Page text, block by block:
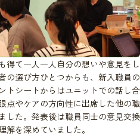
て一人一人自分の想いや意見をし
の選び方ひとつからも、新入職員の
トシートからはユニットでの話し合
点やケアの方向性に出席した他の職
した。発表後は職員同士の意見交換
を深めていました。